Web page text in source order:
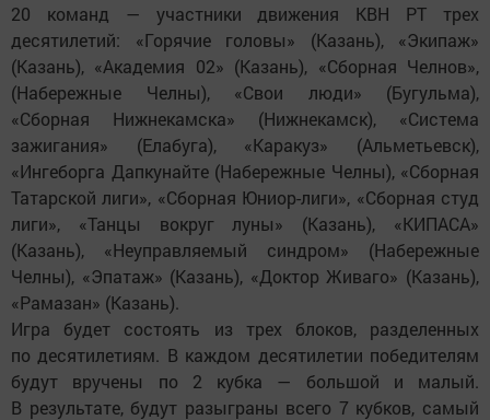
20 команд — участники движения КВН РТ трех
десятилетий: «Горячие головы» (Казань), «Экипаж»
(Казань), «Академия 02» (Казань), «Сборная Челнов»,
(Набережные Челны), «Свои люди» (Бугульма),
«Сборная Нижнекамска» (Нижнекамск), «Система
зажигания» (Елабуга), «Каракуз» (Альметьевск),
«Ингеборга Дапкунайте (Набережные Челны), «Сборная
Татарской лиги», «Сборная Юниор-лиги», «Сборная студ
лиги», «Танцы вокруг луны» (Казань), «КИПАСА»
(Казань), «Неуправляемый синдром» (Набережные
Челны), «Эпатаж» (Казань), «Доктор Живаго» (Казань),
«Рамазан» (Казань).
Игра будет состоять из трех блоков, разделенных
по десятилетиям. В каждом десятилетии победителям
будут вручены по 2 кубка — большой и малый.
В результате, будут разыграны всего 7 кубков, самый